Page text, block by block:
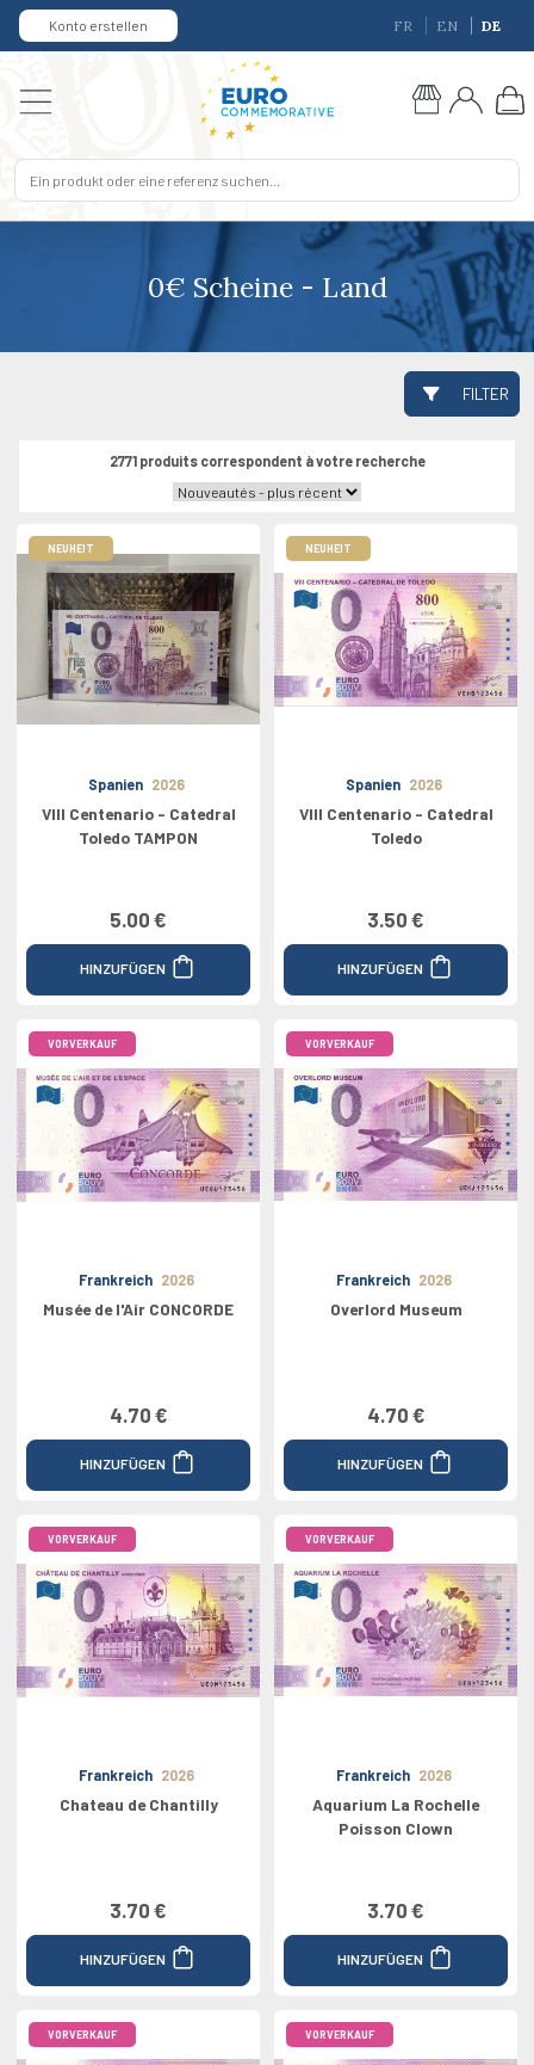
Konto erstellen FR EN DE
0€ Scheine - Land
FILTER
2771 produits correspondent à votre recherche
NEUHEIT
Spanien 2026
VIII Centenario - Catedral
Toledo TAMPON
5.00 €
HINZUFÜGEN
NEUHEIT
Spanien 2026
VIII Centenario - Catedral
Toledo
3.50 €
HINZUFÜGEN
VORVERKAUF
Frankreich 2026
Musée de l'Air CONCORDE
4.70 €
HINZUFÜGEN
VORVERKAUF
Frankreich 2026
Overlord Museum
4.70 €
HINZUFÜGEN
VORVERKAUF
Frankreich 2026
Chateau de Chantilly
3.70 €
HINZUFÜGEN
VORVERKAUF
Frankreich 2026
Aquarium La Rochelle
Poisson Clown
3.70 €
HINZUFÜGEN
VORVERKAUF VORVERKAUF